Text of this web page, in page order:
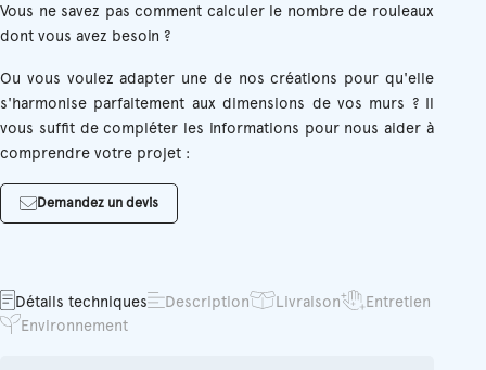
Vous ne savez pas comment calculer le nombre de rouleaux
dont vous avez besoin ?
Ou vous voulez adapter une de nos créations pour qu'elle
s'harmonise parfaitement aux dimensions de vos murs ? Il
vous suffit de compléter les informations pour nous aider à
comprendre votre projet :
Demandez un devis
Détails techniques Description Livraison
Entretien
Environnement